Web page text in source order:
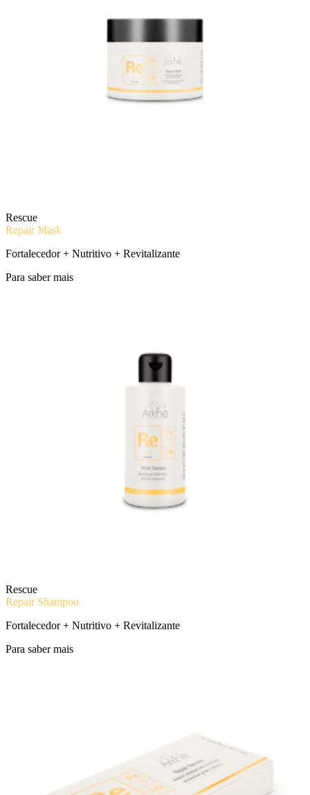
Rescue
Repair Mask
Fortalecedor + Nutritivo + Revitalizante
Para saber mais
Rescue
Repair Shampoo
Fortalecedor + Nutritivo + Revitalizante
Para saber mais